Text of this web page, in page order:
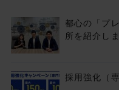
都心の「プ
所を紹介し
採用強化（